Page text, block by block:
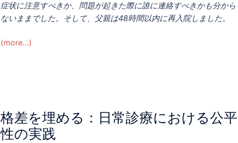
症状に注意すべきか、問題が起きた際に誰に連絡すべきかも分から
ないままでした。そして、父親は48時間以内に再入院しました。
(more…)
格差を埋める：日常診療における公平
性の実践